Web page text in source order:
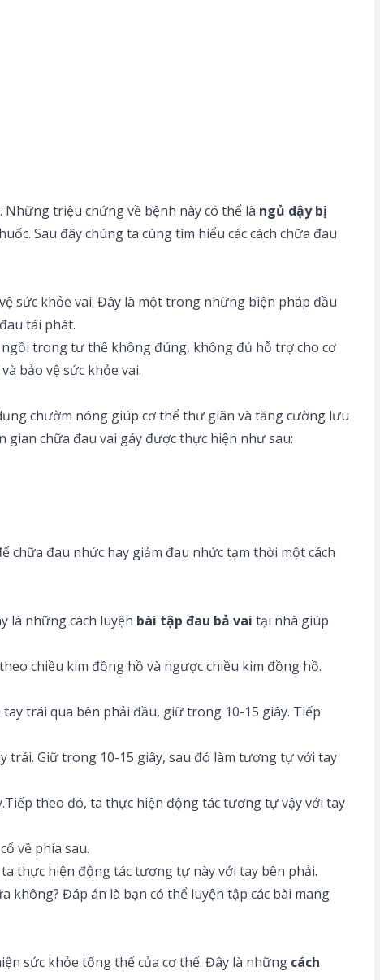
triệu chứng về bệnh này có thể là ngủ dậy bị
Sau đây chúng ta cùng tìm hiểu các cách chữa đau
sức khỏe vai. Đây là một trong những biện pháp đầu
tái phát.
trong tư thế không đúng, không đủ hỗ trợ cho cơ
và bảo vệ sức khỏe vai.
chườm nóng giúp cơ thể thư giãn và tăng cường lưu
chữa đau vai gáy được thực hiện như sau:
chữa đau nhức hay giảm đau nhức tạm thời một cách
là những cách luyện bài tập đau bả vai tại nhà giúp
chiều kim đồng hồ và ngược chiều kim đồng hồ.
trái qua bên phải đầu, giữ trong 10-15 giây. Tiếp
trái. Giữ trong 10-15 giây, sau đó làm tương tự với tay
theo đó, ta thực hiện động tác tương tự vậy với tay
về phía sau.
thực hiện động tác tương tự này với tay bên phải.
không? Đáp án là bạn có thể luyện tập các bài mang
sức khỏe tổng thể của cơ thể. Đây là những cách